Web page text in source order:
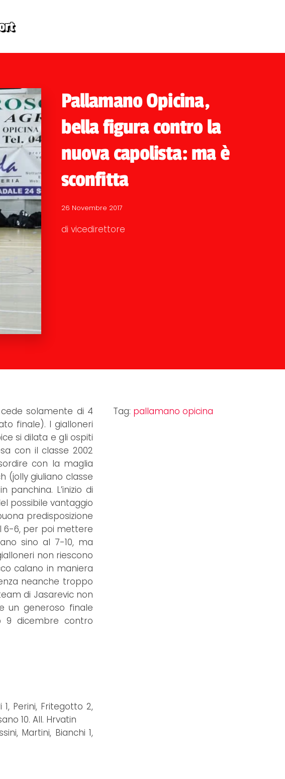
Pallamano Opicina,
bella figura contro la
nuova capolista: ma è
sconfitta
26 Novembre 2017
di vicedirettore
solamente di 4
finale). I gialloneri
si dilata e gli ospiti
con il classe 2002
con la maglia
(jolly giuliano classe
panchina. L’inizio di
possibile vantaggio
predisposizione
6-6, per poi mettere
sino al 7-10, ma
non riescono
calano in maniera
neanche troppo
di Jasarevic non
un generoso finale
9 dicembre contro
1, Perini, Fritegotto 2,
10. All. Hrvatin
Martini, Bianchi 1,
Tag: pallamano opicina